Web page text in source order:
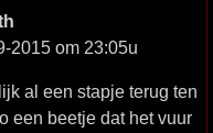
2015 om 23:05u
al een stapje terug ten
een beetje dat het vuur